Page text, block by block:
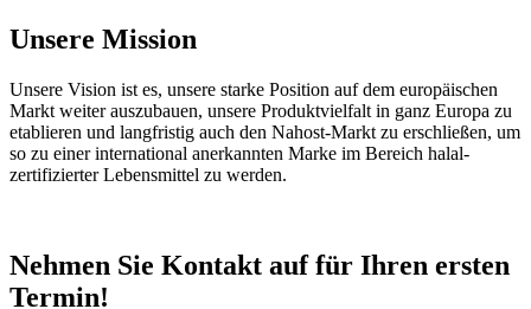
Unsere Mission
Unsere Vision ist es, unsere starke Position auf dem europäischen
Markt weiter auszubauen, unsere Produktvielfalt in ganz Europa zu
etablieren und langfristig auch den Nahost-Markt zu erschließen, um
so zu einer international anerkannten Marke im Bereich halal-
zertifizierter Lebensmittel zu werden.
Nehmen Sie Kontakt auf für Ihren ersten
Termin!